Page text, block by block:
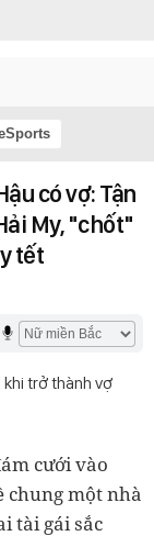
có vợ: Tận
My, "chốt"
tết
khi trở thành vợ
cưới vào
chung một nhà
tài gái sắc